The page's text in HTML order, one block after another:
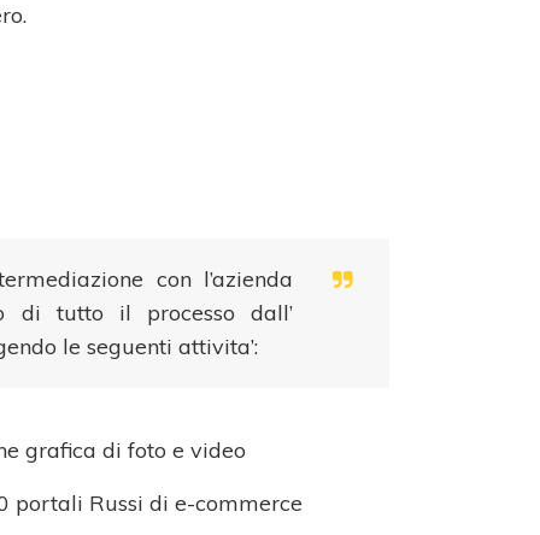
con l’azienda
di tutto il processo dall’
le seguenti attivita’:
grafica di foto e video
portali Russi di e-commerce